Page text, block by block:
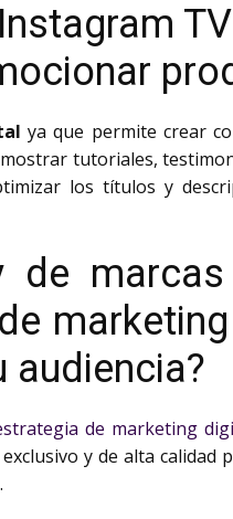
ya que permite crear
tutoriales,
los títulos y
de
audiencia?
de marketing
y de alta